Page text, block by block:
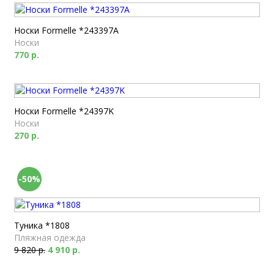
Носки Formelle *243397A
Носки
770 р.
Носки Formelle *24397K
Носки
270 р.
-50%
Туника *1808
Пляжная одежда
9 820 р. 4 910 р.